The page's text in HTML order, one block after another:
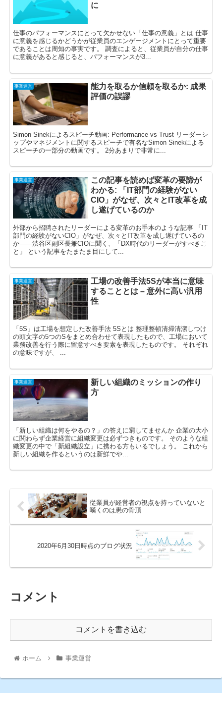
に
仕事のパフォーマンスにとって欠かせない「仕事の意義」とは 仕事
に意義を感じるかどうかが従業員のエンゲージメントにとって重要
であることは周知の事実です。 調査によると、従業員が自分の仕事
に意義があると感じると、パフォーマンスが3...
事業運営
能力を取るか信頼を取るか: 成果
評価の誤謬
Simon Sinekによるスピーチ動画: Performance vs Trust リーダーシ
ップやマネジメントに関するスピーチで有名なSimon Sinekによる
スピーチの一部分の動画です。 2分あまりで非常に...
事業運営
この記事を読めば変革の要諦が
わかる: 「IT部門の経験がない
CIO」がなぜ、次々とIT改革を成
し遂げているのか
外部から招聘されたリーダーによる変革のお手本のような記事 「IT
部門の経験がないCIO」がなぜ、次々とIT改革を成し遂げているの
か——渋谷区副区長兼CIOに聞く、「DX時代のリーダーがすべきこ
と」 という記事をたまたま目にして...
事業運営
工場の改善手法5Sが本当に意味
することとは – 意外に高い汎用
性
「5S」は工場を想定した改善手法 5Sとは 整理整頓清掃清潔しつけ
の頭文字の5つのSをまとめ合わせて表現したもので、工場において
業務改善を行う際に留意すべき要素を表現したものです。 それぞれ
の意味ですが、 ...
事業運営
新しい組織のミッションの作り
方
「新しい組織は何をやるの？」の答えに窮してませんか 企業の大小
に関わらず企業経営に組織変更は必ずつきものです。 そのような組
織変更の中で「新組織設立」に携わる方もいるでしょう。 これから
新しい組織を作るというのは新鮮でや...
従業員が経営者の視点を持っていないと
嘆くのは愚の骨頂
2020年6月30日時点のブログ状況
コメント
コメントを書き込む
ホーム 事業運営